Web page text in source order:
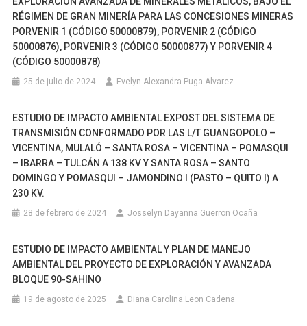
TERMOELÉCTRICA
DEL
PROYECTO
KARPOWERSHIP”
RÉGIMEN DE GRAN MINERÍA PARA LAS CONCESIONES MINERAS
PORVENIR 1 (CÓDIGO 50000879), PORVENIR 2 (CÓDIGO
50000876), PORVENIR 3 (CÓDIGO 50000877) Y PORVENIR 4
(CÓDIGO 50000878)
25 de julio de 2024 Evelyn Alexandra Puga Alvarez
ESTUDIO DE IMPACTO AMBIENTAL EXPOST DEL SISTEMA DE
TRANSMISIÓN CONFORMADO POR LAS L/T GUANGOPOLO –
VICENTINA, MULALÓ – SANTA ROSA – VICENTINA – POMASQUI
– IBARRA – TULCÁN A 138 KV Y SANTA ROSA – SANTO
DOMINGO Y POMASQUI – JAMONDINO I (PASTO – QUITO I) A
230 KV.
28 de febrero de 2024 Josselyn Dayanna Guerron Ocaña
ESTUDIO DE IMPACTO AMBIENTAL Y PLAN DE MANEJO
AMBIENTAL DEL PROYECTO DE EXPLORACIÓN Y AVANZADA
BLOQUE 90-SAHINO
19 de agosto de 2025 Diana Carolina Leon Cadena